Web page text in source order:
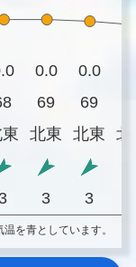
0.0 0.0
69 69
北東 北東 北
3 3 3
を青としています。